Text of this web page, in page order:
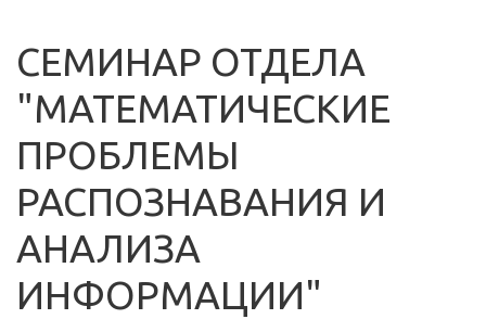
СЕМИНАР ОТДЕЛА
"МАТЕМАТИЧЕСКИЕ
ПРОБЛЕМЫ
РАСПОЗНАВАНИЯ И
АНАЛИЗА
ИНФОРМАЦИИ"